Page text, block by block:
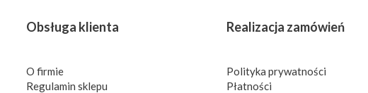
Obsługa klienta
O firmie
Regulamin sklepu
Realizacja zamówień
Polityka prywatności
Płatności